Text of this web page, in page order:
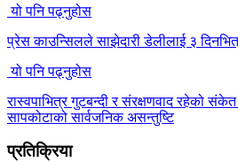
यो पनि पढ्नुहोस
प्रेस काउन्सिलले साझेदारी डेलीलाई ३
यो पनि पढ्नुहोस
रास्वपाभित्र गुटबन्दी र संरक्षणवाद रहेको
सापकोटाको सार्वजनिक असन्तुष्टि
प्रतिक्रिया